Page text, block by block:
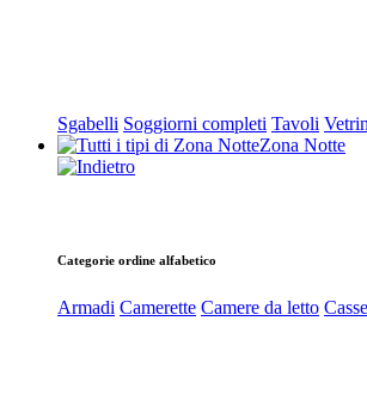
Sgabelli Soggiorni completi Tavoli
Zona Notte
Categorie ordine alfabetico
Armadi Camerette Camere da letto